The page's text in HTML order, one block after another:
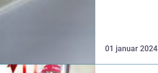
01 januar 2024